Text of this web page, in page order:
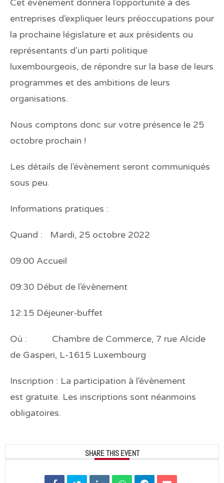
Cet évènement donnera l’opportunité à des
entreprises d’expliquer leurs préoccupations pour
la prochaine législature et aux présidents ou
représentants d’un parti politique
luxembourgeois, de répondre sur la base de leurs
programmes et des ambitions de leurs
organisations.
Nous comptons donc sur votre présence le 25
octobre prochain !
Les détails de l’évènement seront communiqués
sous peu.
Informations pratiques :
Quand : Mardi, 25 octobre 2022
09:00 Accueil
09:30 Début de l’évènement
12:15 Déjeuner-buffet
Où :
Chambre de Commerce, 7 rue Alcide
de Gasperi, L-1615 Luxembourg
Inscription : La participation à l’évènement
est gratuite. Les inscriptions sont néanmoins
obligatoires.
SHARE THIS EVENT